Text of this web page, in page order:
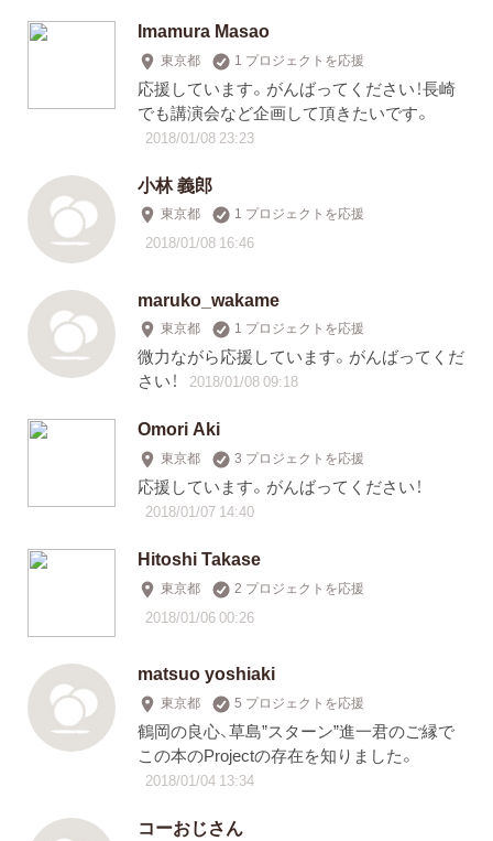
Imamura Masao
東京都 1 プロジェクトを応援
応援しています。がんばってください！長崎
でも講演会など企画して頂きたいです。
2018/01/08 23:23
小林 義郎
東京都 1 プロジェクトを応援
2018/01/08 16:46
maruko_wakame
東京都 1 プロジェクトを応援
微力ながら応援しています。がんばってくだ
さい！
2018/01/08 09:18
Omori Aki
東京都 3 プロジェクトを応援
応援しています。がんばってください！
2018/01/07 14:40
Hitoshi Takase
東京都 2 プロジェクトを応援
2018/01/06 00:26
matsuo yoshiaki
東京都 5 プロジェクトを応援
鶴岡の良心、草島”スターン”進一君のご縁で
この本のProjectの存在を知りました。
2018/01/04 13:34
コーおじさん